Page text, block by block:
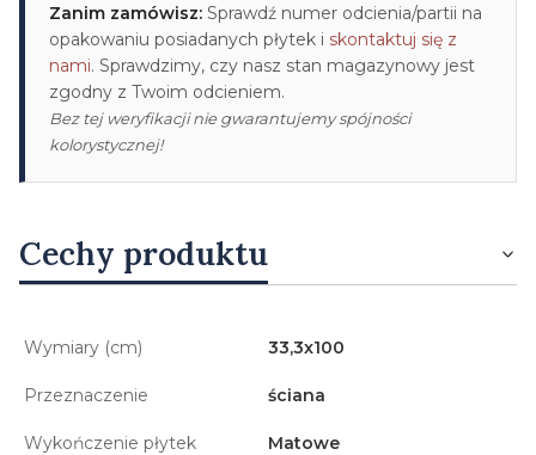
Zanim zamówisz: Sprawdź numer odcienia/partii na
opakowaniu posiadanych płytek i skontaktuj się z
nami. Sprawdzimy, czy nasz stan magazynowy jest
zgodny z Twoim odcieniem.
Bez tej weryfikacji nie gwarantujemy spójności
kolorystycznej!
Cechy produktu
Wymiary (cm) 33,3x100
Przeznaczenie ściana
Wykończenie płytek Matowe